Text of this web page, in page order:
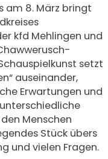
am 8. März bringt
kfd Mehlingen und
setzt
auseinander,
Erwartungen und
Menschen
Stück übers
und vielen Fragen.